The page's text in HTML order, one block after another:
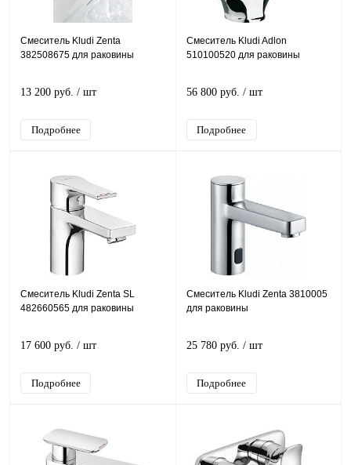
Смеситель Kludi Zenta
382508675 для раковины
13 200 руб. / шт
Подробнее
Смеситель Kludi Adlon
510100520 для раковины
56 800 руб. / шт
Подробнее
Смеситель Kludi Zenta SL
482660565 для раковины
17 600 руб. / шт
Подробнее
Смеситель Kludi Zenta 3810005
для раковины
25 780 руб. / шт
Подробнее